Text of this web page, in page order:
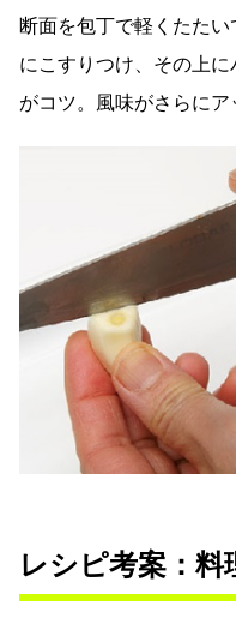
断面を包丁で軽くたた
にこすりつけ、その上
がコツ。風味がさらにア
レシピ考案：